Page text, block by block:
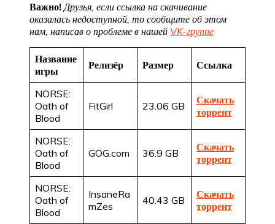
Важно!Друзья, если ссылка на скачивание
оказалась недоступной, то сообщите об этом
нам, написав о проблеме в нашей VK-группе
Название
игры
Релизёр Размер Ссылка
NORSE:
Oath of
Blood
FitGirl 23.06 GB
Скачать
торрент
NORSE:
Oath of
Blood
GOG.com 36.9 GB
Скачать
торрент
NORSE:
Oath of
Blood
InsaneRa
mZes
40.43 GB
Скачать
торрент